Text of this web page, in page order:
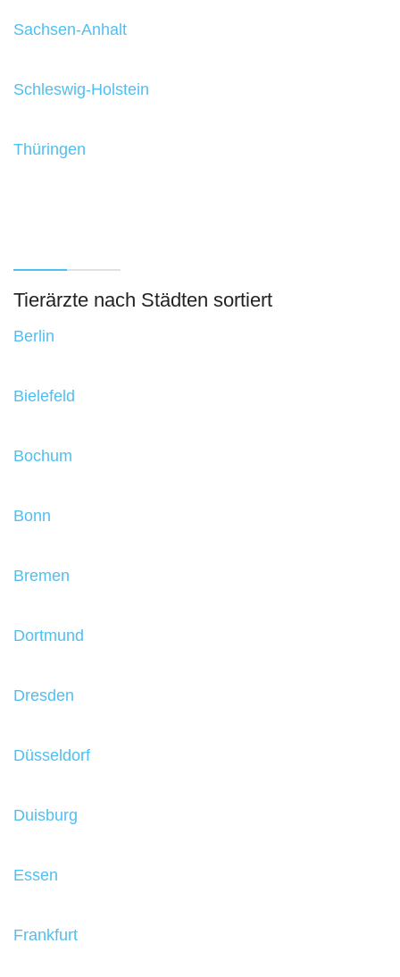
Sachsen-Anhalt
Schleswig-Holstein
Thüringen
Tierärzte nach Städten sortiert
Berlin
Bielefeld
Bochum
Bonn
Bremen
Dortmund
Dresden
Düsseldorf
Duisburg
Essen
Frankfurt